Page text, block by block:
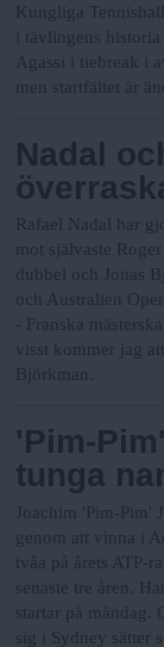
Kungliga
i tävlingens
Agassi i tiebreak i
men startfältet är
Nadal
Rafael Nadal har
mot självaste
dubbel och Jonas
och Australien
- Franska
visst kommer jag
Björkman.
'Pim-
tunga
Joachim 'Pim-Pim'
genom att vinna i
tvåa på årets ATP-
senaste tre åren.
startar på måndag.
sig i Sydney sätter